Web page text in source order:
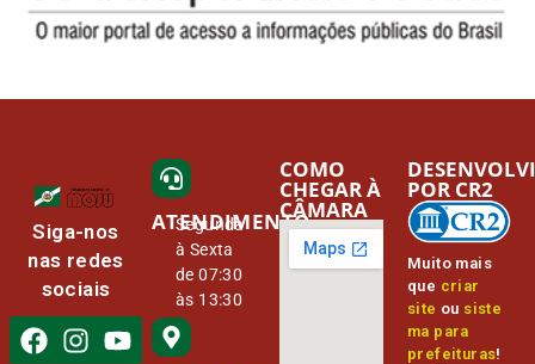
Siga-nos
nas redes
sociais
ATENDIMENTO
Segunda
à Sexta
de 07:30
às 13:30
COMO
CHEGAR À
CÂMARA
Muito mais
que criar
site ou siste
ma para
prefeituras!
POR CR2